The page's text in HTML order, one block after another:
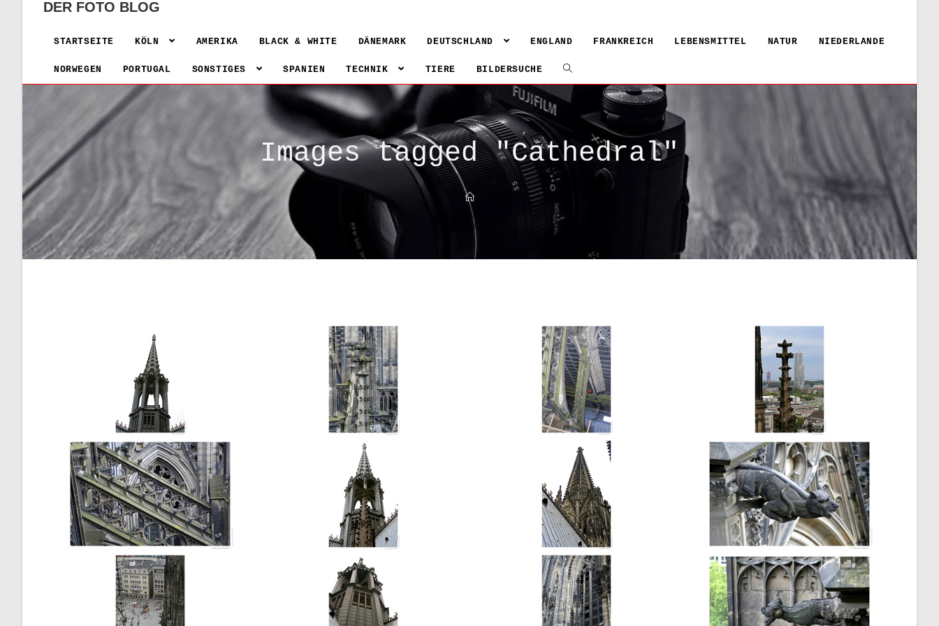
DER FOTO BLOG
STARTSEITE KÖLN AMERIKA BLACK & WHITE DÄNEMARK DEUTSCHLAND ENGLAND FRANKREICH LEBENSMITTEL NATUR NIEDERLANDE
NORWEGEN PORTUGAL SONSTIGES SPANIEN TECHNIK TIERE BILDERSUCHE
Images tagged "Cathedral"